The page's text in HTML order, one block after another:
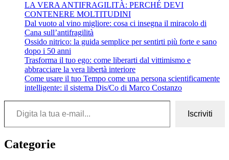
LA VERA ANTIFRAGILITÀ: PERCHÉ DEVI
CONTENERE MOLTITUDINI
Dal vuoto al vino migliore: cosa ci insegna il miracolo di
Cana sull’antifragilità
Ossido nitrico: la guida semplice per sentirti più forte e sano
dopo i 50 anni
Trasforma il tuo ego: come liberarti dal vittimismo e
abbracciare la vera libertà interiore
Come usare il tuo Tempo come una persona scientificamente
intelligente: il sistema Dis/Co di Marco Costanzo
Digita la tua e-mail...
Iscriviti
Categorie